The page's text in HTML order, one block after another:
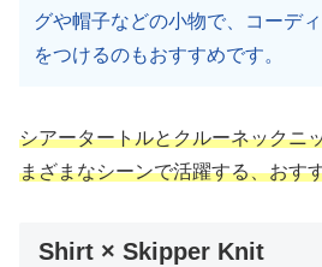
グや帽子などの小物で、コーデ
をつけるのもおすすめです。
シアータートルとクルーネックニ
まざまなシーンで活躍する、おす
Shirt × Skipper Knit